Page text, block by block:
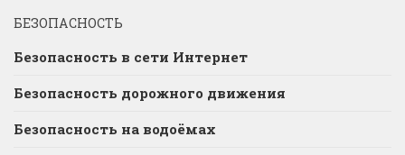
БЕЗОПАСНОСТЬ
Безопасность в сети Интернет
Безопасность дорожного движения
Безопасность на водоёмах